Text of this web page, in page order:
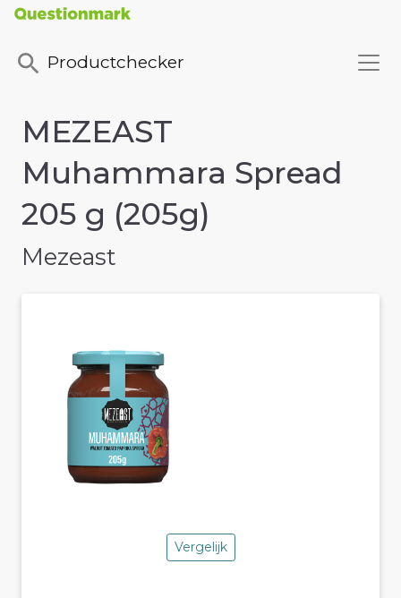
Productchecker
MEZEAST
Muhammara Spread
205 g (205g)
Mezeast
Vergelijk